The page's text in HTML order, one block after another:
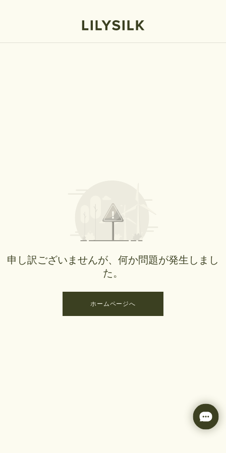
申し訳ございませんが、何か問題が発生しまし
た。
ホームページへ